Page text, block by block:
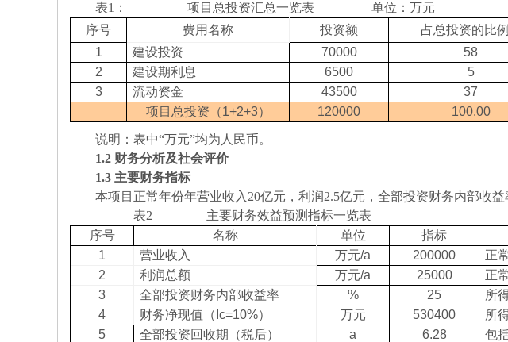
表1： 项目总投资汇总一览表 单位：万元
序号
费用名称 投资额 占总投资的比
1
建设投资 70000
58
2
建设期利息 6500 5
3
流动资金 43500
37
项目总投资（1+2+3）
120000 100.00
说明：表中“万元”均为人民币。
1.2 财务分析及社会评价
1.3 主要财务指标
本项目正常年份年营业收入20亿元，利润2.5亿元，全部投资财务内部收
表2 主要财务效益预测指标一览表
序号
名称 单位 指标
1
营业收入 万元/a 200000
正
2
利润总额 万元/a 25000
正
3
全部投资财务内部收益率 % 25
所
4
财务净现值（Ic=10%） 万元 530400
所
5
全部投资回收期（税后） a 6.28
包